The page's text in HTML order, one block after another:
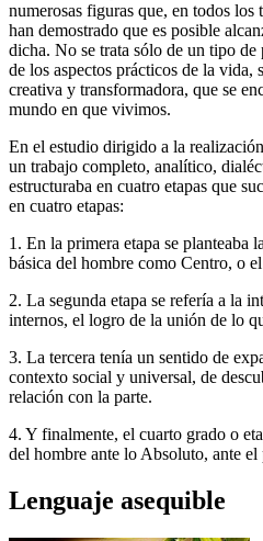
numerosas figuras que, en todos los
han demostrado que es posible
dicha. No se trata sólo de un tipo
de los aspectos prácticos de la vida,
creativa y transformadora, que se
mundo en que vivimos.
En el estudio dirigido a la
un trabajo completo, analítico,
estructuraba en cuatro etapas que
en cuatro etapas:
1. En la primera etapa se planteaba
básica del hombre como Centro, o
2. La segunda etapa se refería a la
internos, el logro de la unión de lo
3. La tercera tenía un sentido de
contexto social y universal, de
relación con la parte.
4. Y finalmente, el cuarto grado o
del hombre ante lo Absoluto, ante el
Lenguaje asequible